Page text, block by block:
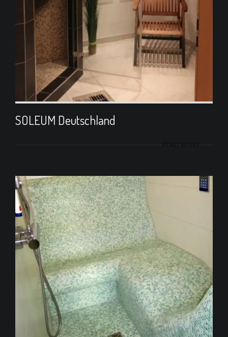
SOLEUM Deutschland
READ MORE